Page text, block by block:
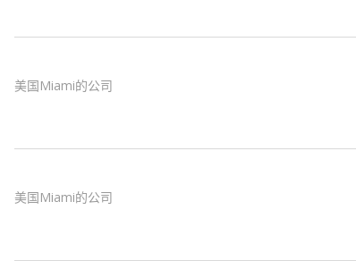
美国Miami的公司
美国Miami的公司